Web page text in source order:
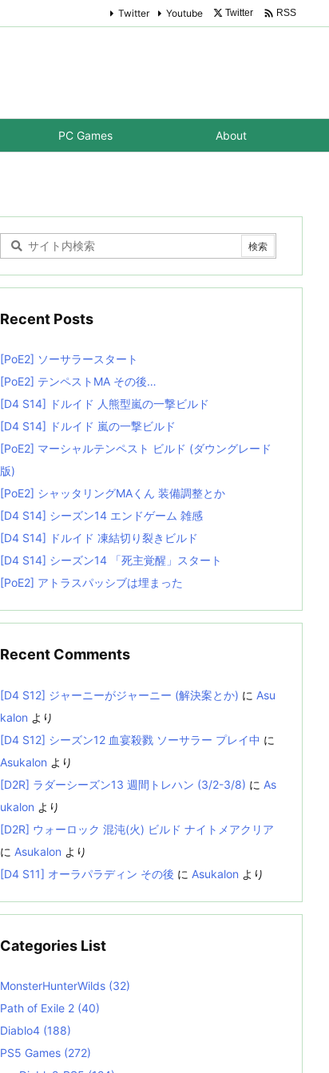
PC Games About
Twitter Youtube Twitter  RSS
Recent Posts
[PoE2] ソーサラースタート
[PoE2] テンペストMA その後…
[D4 S14] ドルイド 人熊型嵐の一撃ビルド
[D4 S14] ドルイド 嵐の一撃ビルド
[PoE2] マーシャルテンペスト ビルド (ダウングレード
版)
[PoE2] シャッタリングMAくん 装備調整とか
[D4 S14] シーズン14 エンドゲーム 雑感
[D4 S14] ドルイド 凍結切り裂きビルド
[D4 S14] シーズン14 「死主覚醒」スタート
[PoE2] アトラスパッシブは埋まった
Recent Comments
[D4 S12] ジャーニーがジャーニー (解決案とか) に Asu
kalon より
[D4 S12] シーズン12 血宴殺戮 ソーサラー プレイ中 に
Asukalon より
[D2R] ラダーシーズン13 週間トレハン (3/2-3/8) に As
ukalon より
[D2R] ウォーロック 混沌(火) ビルド ナイトメアクリア
に Asukalon より
[D4 S11] オーラパラディン その後 に Asukalon より
Categories List
MonsterHunterWilds (32)
Path of Exile 2 (40)
Diablo4 (188)
PS5 Games (272)